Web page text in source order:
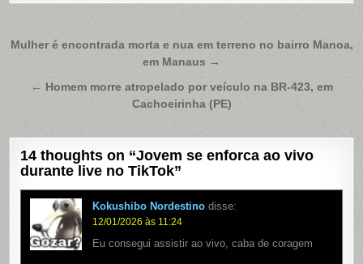
Navegação
Post
Mulher é encontrada morta e nua em terreno no bairro Manoa,
em Manaus →
← Homem morre atropelado por veículo na BR-423, em
Cachoeirinha (PE)
14 thoughts on “Jovem se enforca ao vivo
durante live no TikTok”
Kokushibo Nordestino disse:
12/01/2026 às 11:24
Eu consegui assistir ao vivo, caba de coragem